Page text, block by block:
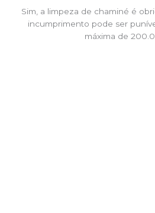
Sim, a limpeza de chaminé é
incumprimento pode ser
máxima de